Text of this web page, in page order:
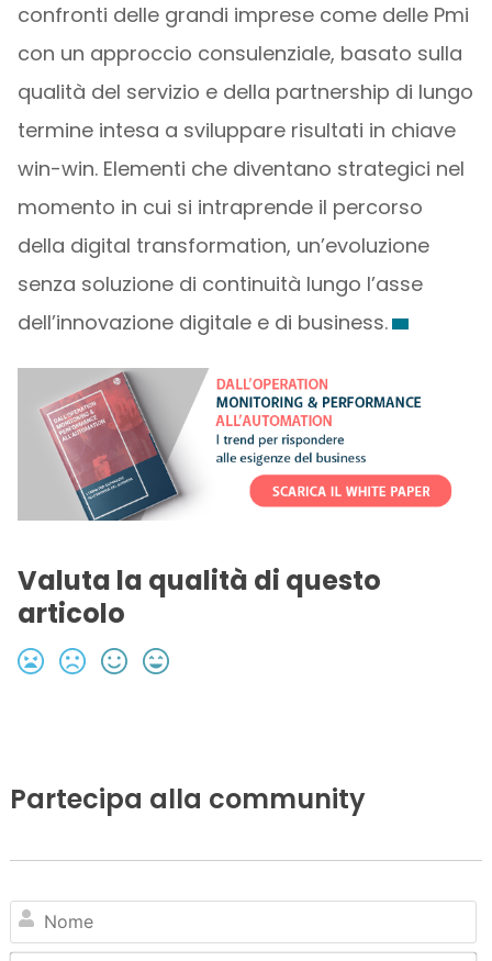
confronti delle grandi imprese come delle Pmi
con un approccio consulenziale, basato sulla
qualità del servizio e della partnership di lungo
termine intesa a sviluppare risultati in chiave
win-win. Elementi che diventano strategici nel
momento in cui si intraprende il percorso
della digital transformation, un’evoluzione
senza soluzione di continuità lungo l’asse
dell’innovazione digitale e di business.
Valuta la qualità di questo
articolo
Partecipa alla community